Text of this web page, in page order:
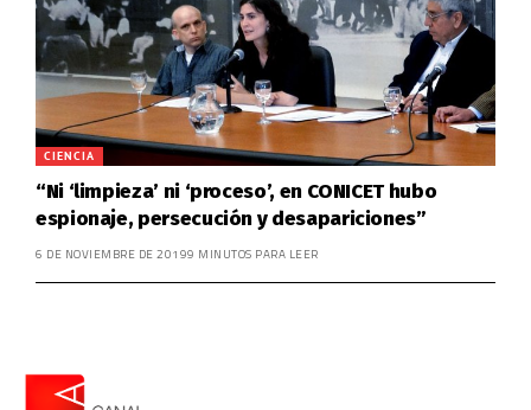
CIENCIA
“Ni ‘limpieza’ ni ‘proceso’, en CONICET hubo
espionaje, persecución y desapariciones”
6 DE NOVIEMBRE DE 20199 MINUTOS PARA LEER